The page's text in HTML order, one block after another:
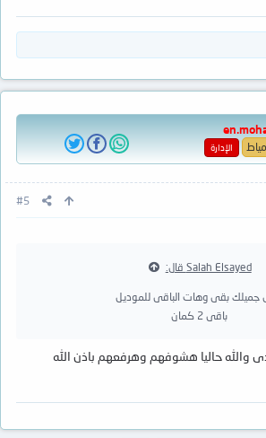
الإدارة
#5
Salah Elsayed قال:
بقى وهات الباقى للموديل
باقى 2 كمان
والله حاليا هشوفهم وهرفعهم باذن الله